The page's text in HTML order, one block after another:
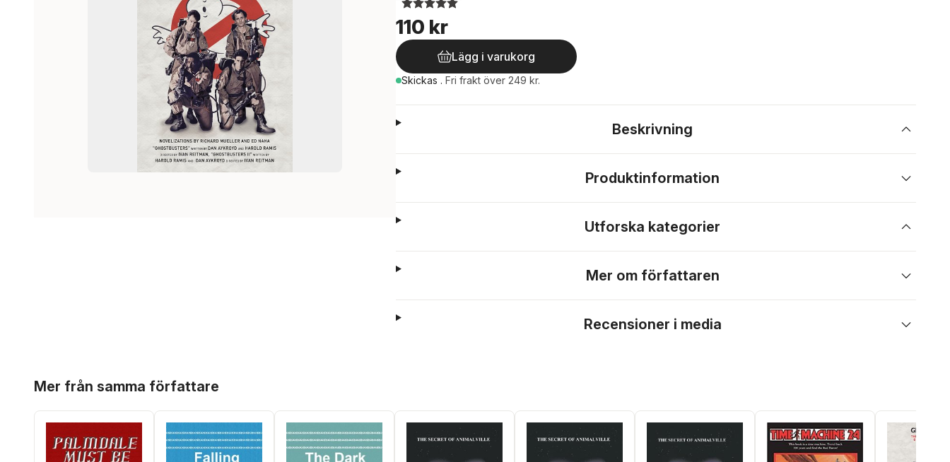
110 kr
Lägg i varukorg
Skickas . Fri frakt över 249 kr.
Beskrivning
Produktinformation
Utforska kategorier
Mer om författaren
Recensioner i media
Mer från samma författare